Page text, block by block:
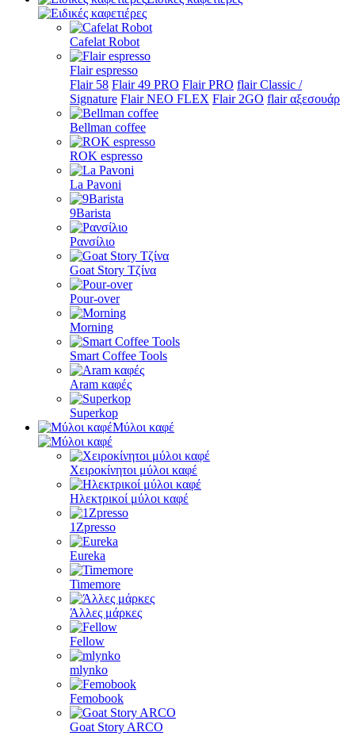
Cafelat Robot
Flair espresso
Flair 58 Flair 49 PRO Flair PRO flair Classic /
Signature Flair NEO FLEX Flair 2GO flair αξεσουάρ
Bellman coffee
ROK espresso
La Pavoni
9Barista
Ρανσίλιο
Goat Story Τζίνα
Pour-over
Morning
Smart Coffee Tools
Aram καφές
Superkop
Μύλοι καφέ
Χειροκίνητοι μύλοι καφέ
Ηλεκτρικοί μύλοι καφέ
1Zpresso
Eureka
Timemore
Άλλες μάρκες
Fellow
mlynko
Femobook
Goat Story ARCO